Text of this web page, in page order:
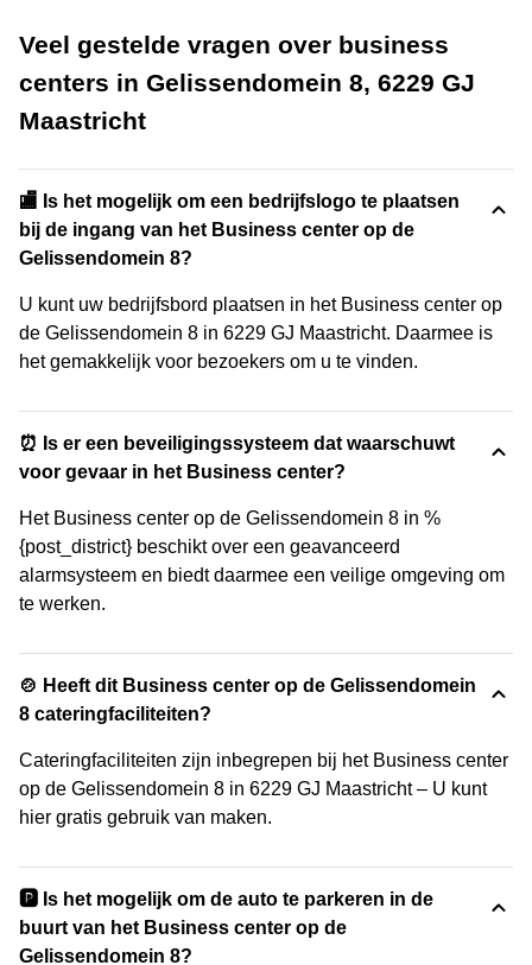
Veel gestelde vragen over business
centers in Gelissendomein 8, 6229 GJ
Maastricht
🏬 Is het mogelijk om een bedrijfslogo te plaatsen
bij de ingang van het Business center op de
Gelissendomein 8?
U kunt uw bedrijfsbord plaatsen in het Business center op
de Gelissendomein 8 in 6229 GJ Maastricht. Daarmee is
het gemakkelijk voor bezoekers om u te vinden.
⏰ Is er een beveiligingssysteem dat waarschuwt
voor gevaar in het Business center?
Het Business center op de Gelissendomein 8 in %
{post_district} beschikt over een geavanceerd
alarmsysteem en biedt daarmee een veilige omgeving om
te werken.
🍲 Heeft dit Business center op de Gelissendomein
8 cateringfaciliteiten?
Cateringfaciliteiten zijn inbegrepen bij het Business center
op de Gelissendomein 8 in 6229 GJ Maastricht – U kunt
hier gratis gebruik van maken.
🅿️ Is het mogelijk om de auto te parkeren in de
buurt van het Business center op de
Gelissendomein 8?